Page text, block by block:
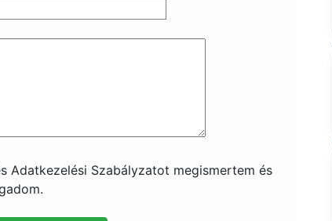
Adatkezelési Szabályzatot megismertem és